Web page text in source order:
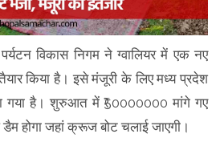
विकास निगम ने ग्वालियर में एक नए
किया है। इसे मंजूरी के लिए मध्य प्रदेश
गया है। शुरुआत में ₹50000000 मांगे गए
होगा जहां क्रूज बोट चलाई जाएगी।